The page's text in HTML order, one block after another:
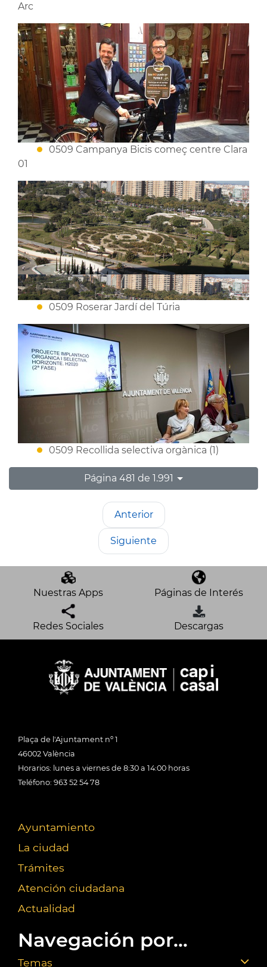
Arc
0509 Campanya Bicis começ centre Clara
01
0509 Roserar Jardí del Túria
0509 Recollida selectiva orgànica (1)
Página 481 de 1.991
Anterior
Siguiente
Nuestras Apps Páginas de Interés
Redes Sociales Descargas
Plaça de l'Ajuntament nº 1
46002 València
Horarios: lunes a viernes de 8:30 a 14:00 horas
Teléfono: 963 52 54 78
Ayuntamiento
La ciudad
Trámites
Atención ciudadana
Actualidad
Navegación por...
Temas